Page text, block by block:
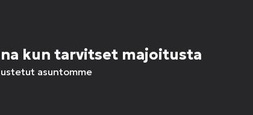
kun tarvitset majoitusta
asuntomme